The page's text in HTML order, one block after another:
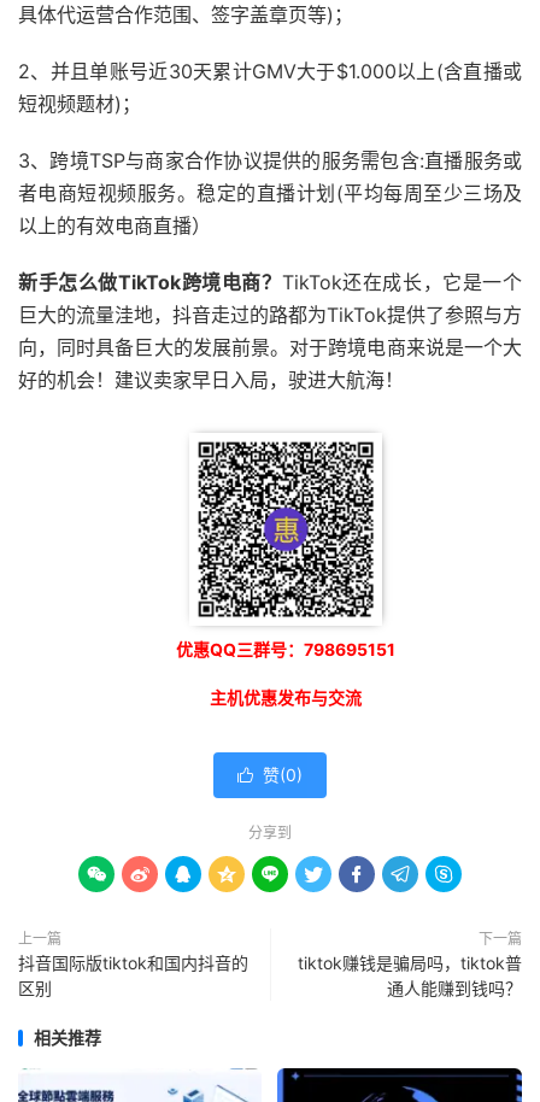
具体代运营合作范围、签字盖章页等)；
2、并且单账号近30天累计GMV大于$1.000以上(含直播或
短视频题材)；
3、跨境TSP与商家合作协议提供的服务需包含:直播服务或
者电商短视频服务。稳定的直播计划(平均每周至少三场及
以上的有效电商直播）
新手怎么做TikTok跨境电商？ TikTok还在成长，它是一个
巨大的流量洼地，抖音走过的路都为TikTok提供了参照与方
向，同时具备巨大的发展前景。对于跨境电商来说是一个大
好的机会！建议卖家早日入局，驶进大航海！
优惠QQ三群号：798695151
主机优惠发布与交流
 赞(0)
分享到
        
上一篇
抖音国际版tiktok和国内抖音的
区别
下一篇
tiktok赚钱是骗局吗，tiktok普
通人能赚到钱吗？
相关推荐